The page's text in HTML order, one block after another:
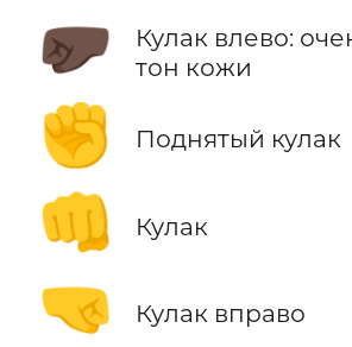
🤛🏿
Кулак влево:
тон кожи
✊ Поднятый кулак
👊 Кулак
🤜 Кулак вправо